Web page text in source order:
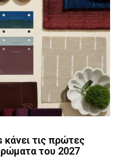
τις πρώτες
του 2027